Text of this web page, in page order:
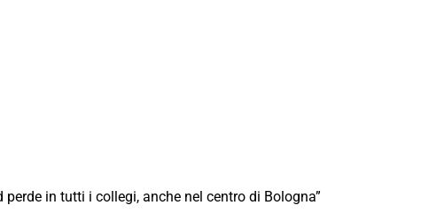
perde in tutti i collegi, anche nel centro di Bologna”